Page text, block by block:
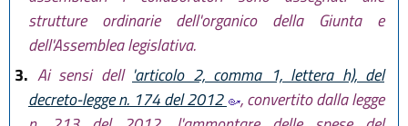
strutture ordinarie dell'organico della Giunta e
dell'Assemblea legislativa.
3. Ai sensi dell 'articolo 2, comma 1, lettera h), del
decreto-legge n. 174 del 2012
, convertito dalla legge